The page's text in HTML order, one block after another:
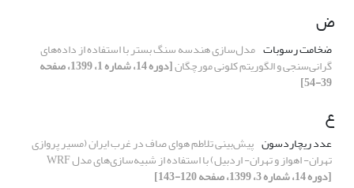
ض
ضخامت رسوبات مدل‌سازی هندسه سنگ بستر با استفاده از داده‌های
گرانی‌سنجی و الگوریتم کلونی مورچگان [دوره 14، شماره 1، 1399، صفحه
39-54]
ع
عدد ریچاردسون پیش‌بینی تلاطم هوای صاف در غرب ایران (مسیر پروازی
تهران-‌ اهواز و تهران- اردبیل) با استفاده از شبیه‌سازی‌های مدل WRF
[دوره 14، شماره 3، 1399، صفحه 120-143]